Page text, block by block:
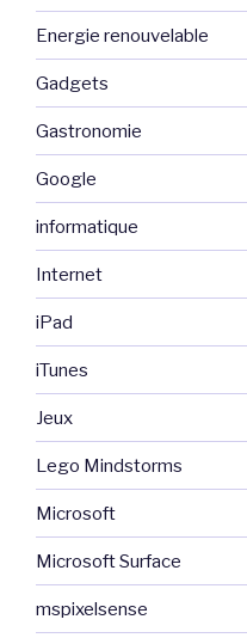
Energie renouvelable
Gadgets
Gastronomie
Google
informatique
Internet
iPad
iTunes
Jeux
Lego Mindstorms
Microsoft
Microsoft Surface
mspixelsense